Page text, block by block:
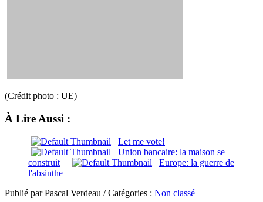
(Crédit photo : UE)
À Lire Aussi :
Let me vote!
Union bancaire: la maison se
construit
Europe: la guerre de
l'absinthe
Publié par Pascal Verdeau / Catégories : Non classé